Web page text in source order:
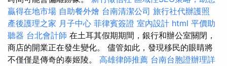
贏得在地市場 自助餐外燴 台南清潔公司 旅行社代辦護照
產後護理之家 月子中心 菲律賓簽證 室內設計 html 平價助
聽器 台北會計師 在土耳其假期期間，銀行和辦公室關閉，
商店的開業正在發生變化。 儘管如此，發現移民的眼睛將
不僅僅是傳奇的泰姬陵。 高雄律師推薦 台南台胞證辦理詳